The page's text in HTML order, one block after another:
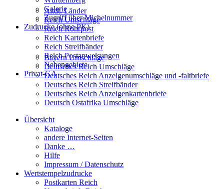
Galerie
Zugriff über Michelnummer
Zudrucke (ohne PK)
Altdt. Länder
Reich Umschläge
Reich Rohrpost
Reich Kartenbriefe
Reich Streifbänder
Reich Postanweisungen
Nebengebiete
Privat-GA
Bayern Umschläge
Deutsches Reich Umschläge
Deutsches Reich Anzeigenumschläge und -faltbriefe
Deutsches Reich Streifbänder
Deutsches Reich Anzeigenkartenbriefe
Deutsch Ostafrika Umschläge
Übersicht
Kataloge
andere Internet-Seiten
Danke …
Hilfe
Impressum / Datenschutz
Wertstempelzudrucke
Postkarten Reich